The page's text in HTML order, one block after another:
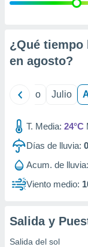
e
mediante
de
1199
¿Qué tiempo
en agosto?
Junio Julio
T. Media: 24°C
Días de lluvia: 0
Acum. de lluvia:
Viento medio:
Salida y
Salida del sol